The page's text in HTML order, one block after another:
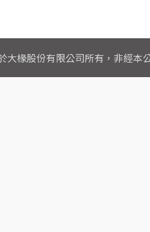
大椽股份有限公司所有，非經